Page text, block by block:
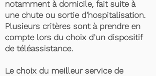
notamment à domicile, fait suite à
une chute ou sortie d'hospitalisation.
Plusieurs critères sont à prendre en
compte lors du choix d’un dispositif
de téléassistance.
Le choix du meilleur service de